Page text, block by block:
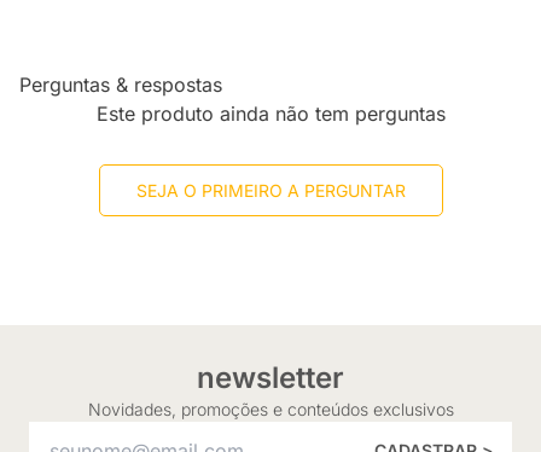
Perguntas & respostas
Este produto ainda não tem perguntas
SEJA O PRIMEIRO A PERGUNTAR
newsletter
Novidades, promoções e conteúdos exclusivos